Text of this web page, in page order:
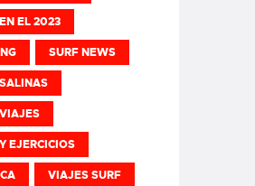
EL 2023
SURF NEWS
EJERCICIOS
VIAJES SURF